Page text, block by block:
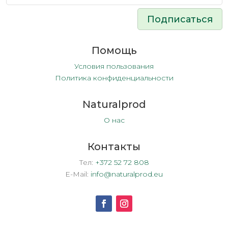
Подписаться
Помощь
Условия пользования
Политика конфиденциальности
Naturalprod
О нас
Контакты
Тел: +372 52 72 808
E-Mail: info@naturalprod.eu